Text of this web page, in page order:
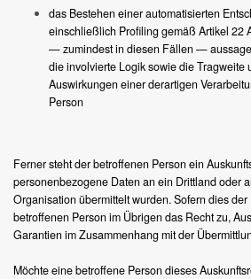
das Bestehen einer automatisierten
einschließlich Profiling gemäß Artikel 22
— zumindest in diesen Fällen —
die involvierte Logik sowie die Tragweite
Auswirkungen einer derartigen
Person
Ferner steht der betroffenen Person ein
personenbezogene Daten an ein Drittland oder
Organisation übermittelt wurden. Sofern dies
betroffenen Person im Übrigen das Recht zu,
Garantien im Zusammenhang mit der
Möchte eine betroffene Person dieses